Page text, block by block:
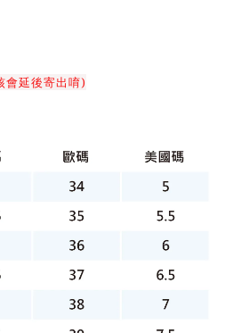
會延後寄出唷)